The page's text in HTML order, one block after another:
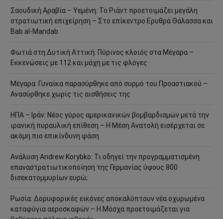
Σαουδική Αραβία – Υεμένη: Το Ριάντ προετοιμάζει μεγάλη
στρατιωτική επιχείρηση – Στο επίκεντρο Ερυθρά Θάλασσα και
Bab al-Mandab
Φωτιά στη Δυτική Αττική: Πύρινος κλοιός στα Μέγαρα –
Εκκενώσεις με 112 και μάχη με τις φλόγες
Μέγαρα: Γυναίκα παρασύρθηκε από συρμό του Προαστιακού –
Ανασύρθηκε χωρίς τις αισθήσεις της
ΗΠΑ – Ιράν: Νέος γύρος αμερικανικών βομβαρδισμών μετά την
ιρανική πυραυλική επίθεση – Η Μέση Ανατολή εισέρχεται σε
ακόμη πιο επικίνδυνη φάση
Ανάλυση Andrew Korybko: Τι οδηγεί την προγραμματισμένη
επαναστρατιωτικοποίηση της Γερμανίας ύψους 800
δισεκατομμυρίων ευρώ;
Ρωσία: Δορυφορικές εικόνες αποκαλύπτουν νέα οχυρωμένα
καταφύγια αεροσκαφών – Η Μόσχα προετοιμάζεται για